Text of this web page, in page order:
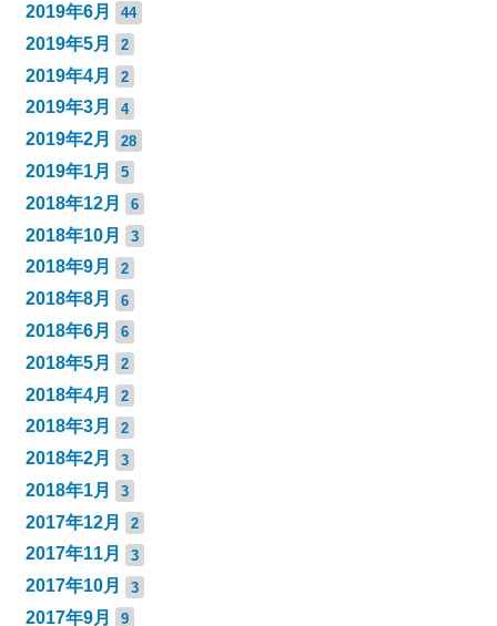
2019年6月 44
2019年5月 2
2019年4月 2
2019年3月 4
2019年2月 28
2019年1月 5
2018年12月 6
2018年10月 3
2018年9月 2
2018年8月 6
2018年6月 6
2018年5月 2
2018年4月 2
2018年3月 2
2018年2月 3
2018年1月 3
2017年12月 2
2017年11月 3
2017年10月 3
2017年9月 9